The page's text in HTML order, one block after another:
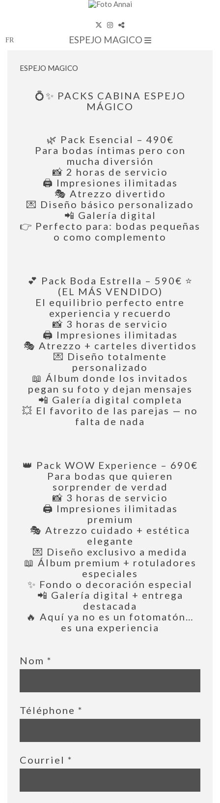
ESPEJO MAGICO
ESPEJO MAGICO
💍✨ PACKS CABINA ESPEJO
MÁGICO
🌿 Pack Esencial – 490€
Para bodas íntimas pero con
mucha diversión
📸 2 horas de servicio
🖨️ Impresiones ilimitadas
🎭 Atrezzo divertido
💌 Diseño básico personalizado
📲 Galería digital
👉 Perfecto para: bodas pequeñas
o como complemento
💕 Pack Boda Estrella – 590€ ⭐
(EL MÁS VENDIDO)
El equilibrio perfecto entre
experiencia y recuerdo
📸 3 horas de servicio
🖨️ Impresiones ilimitadas
🎭 Atrezzo + carteles divertidos
💌 Diseño totalmente
personalizado
📖 Álbum donde los invitados
pegan su foto y dejan mensajes
📲 Galería digital completa
💥 El favorito de las parejas — no
falta de nada
👑 Pack WOW Experience – 690€
Para bodas que quieren
sorprender de verdad
📸 3 horas de servicio
🖨️ Impresiones ilimitadas
premium
🎭 Atrezzo cuidado + estética
elegante
💌 Diseño exclusivo a medida
📖 Álbum premium + rotuladores
especiales
✨ Fondo o decoración especial
📲 Galería digital + entrega
destacada
🔥 Aquí ya no es un fotomatón…
es una experiencia
Nom *
Téléphone *
Courriel *